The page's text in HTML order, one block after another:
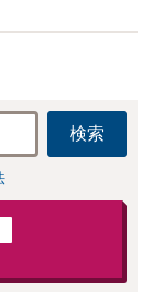
検索